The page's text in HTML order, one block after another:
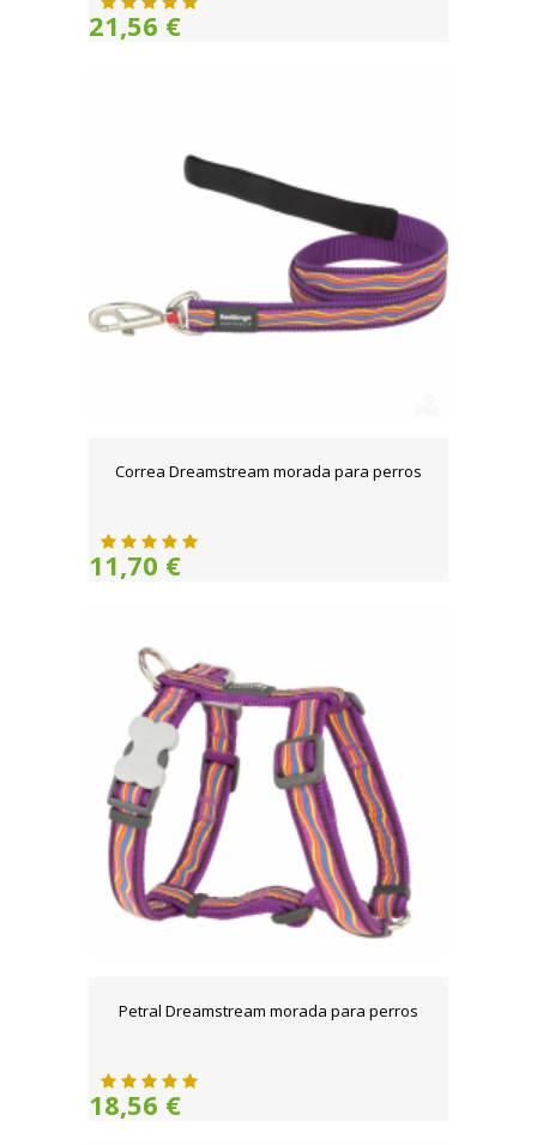
21,56 €
Correa Dreamstream morada para perros
11,70 €
Petral Dreamstream morada para perros
18,56 €